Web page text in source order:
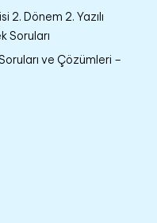
2. Dönem 2. Yazılı
Soruları
Soruları ve Çözümleri –